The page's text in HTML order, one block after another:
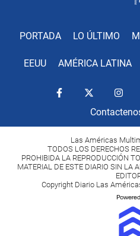
PORTADA LO ÚLTIMO
EEUU AMÉRICA LATINA
Las Américas
TODOS LOS DERECHOS
PROHIBIDA LA REPRODUCCIÓN
MATERIAL DE ESTE DIARIO SIN LA
Copyright Diario Las